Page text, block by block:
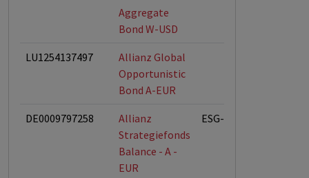
Aggregate
Bond W-USD
LU1254137497
Allianz Global
Opportunistic
Bond A-EUR
DE0009797258
Allianz
Strategiefonds
Balance - A -
EUR
ESG-Fonds